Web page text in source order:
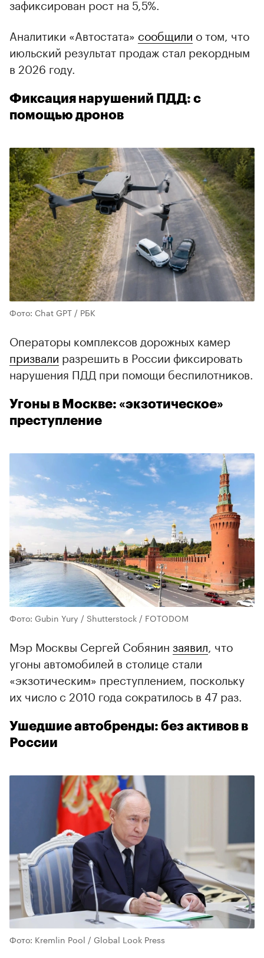
зафиксирован рост на 5,5%.
Аналитики «Автостата» сообщили о том, что
июльский результат продаж стал рекордным
в 2026 году.
Фиксация нарушений ПДД: с
помощью дронов
Фото: Chat GPT / РБК
Операторы комплексов дорожных камер
призвали разрешить в России фиксировать
нарушения ПДД при помощи беспилотников.
Угоны в Москве: «экзотическое»
преступление
Фото: Gubin Yury / Shutterstock / FOTODOM
Мэр Москвы Сергей Собянин заявил , что
угоны автомобилей в столице стали
«экзотическим» преступлением, поскольку
их число с 2010 года сократилось в 47 раз.
Ушедшие автобренды: без активов в
России
Фото: Kremlin Pool / Global Look Press